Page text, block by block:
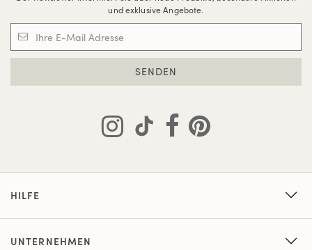
und exklusive Angebote.
SENDEN
HILFE
UNTERNEHMEN